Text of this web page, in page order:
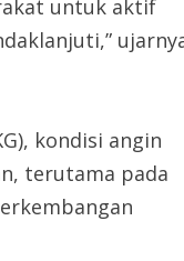
untuk aktif
kondisi angin
terutama pada